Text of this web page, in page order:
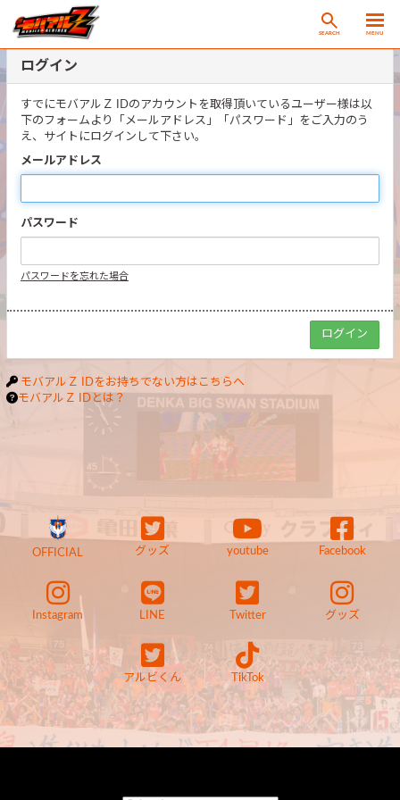
SEARCH MENU
ログイン
すでにモバアルＺ IDのアカウントを取得頂いているユーザー様は以
下のフォームより「メールアドレス」「パスワード」をご入力のう
え、サイトにログインして下さい。
メールアドレス
パスワード
パスワードを忘れた場合
モバアルＺ IDをお持ちでない方はこちらへ
モバアルＺ IDとは？
OFFICIAL グッズ youtube Facebook
Instagram LINE Twitter グッズ
アルビくん TikTok